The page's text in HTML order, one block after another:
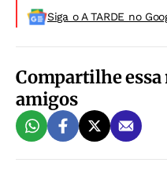
Siga o A TARDE no
Compartilhe
amigos